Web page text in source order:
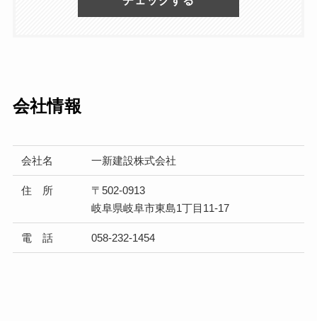
会社情報
会社名 一新建設株式会社
住 所
〒502-0913
岐阜県岐阜市東島1丁目11-17
電 話 058-232-1454